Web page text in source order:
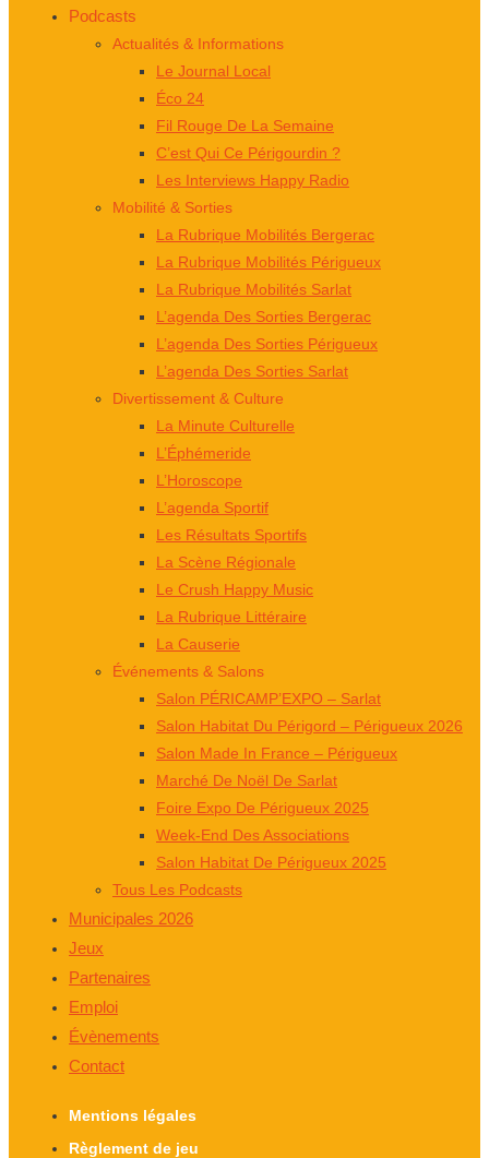
Podcasts
Actualités & Informations
Le Journal Local
Éco 24
Fil Rouge De La Semaine
C’est Qui Ce Périgourdin ?
Les Interviews Happy Radio
Mobilité & Sorties
La Rubrique Mobilités Bergerac
La Rubrique Mobilités Périgueux
La Rubrique Mobilités Sarlat
L’agenda Des Sorties Bergerac
L’agenda Des Sorties Périgueux
L’agenda Des Sorties Sarlat
Divertissement & Culture
La Minute Culturelle
L’Éphémeride
L’Horoscope
L’agenda Sportif
Les Résultats Sportifs
La Scène Régionale
Le Crush Happy Music
La Rubrique Littéraire
La Causerie
Événements & Salons
Salon PÉRICAMP’EXPO – Sarlat
Salon Habitat Du Périgord – Périgueux 2026
Salon Made In France – Périgueux
Marché De Noël De Sarlat
Foire Expo De Périgueux 2025
Week-End Des Associations
Salon Habitat De Périgueux 2025
Tous Les Podcasts
Municipales 2026
Jeux
Partenaires
Emploi
Évènements
Contact
Mentions légales
Règlement de jeu